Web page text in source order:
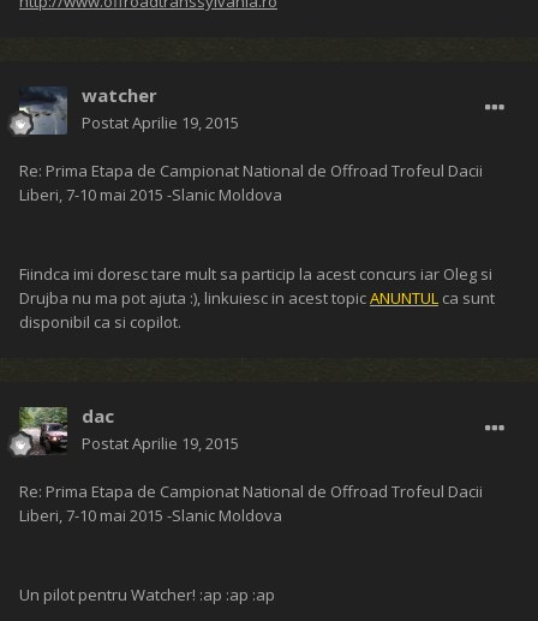
watcher
PostatAprilie 19, 2015
Re: Prima Etapa de Campionat National de Offroad Trofeul Dacii
Liberi, 7-10 mai 2015 -Slanic Moldova
Fiindca imi doresc tare mult sa particip la acest concurs iar Oleg si
Drujba nu ma pot ajuta :), linkuiesc in acest topicANUNTUL ca sunt
disponibil ca si copilot.
dac
PostatAprilie 19, 2015
Re: Prima Etapa de Campionat National de Offroad Trofeul Dacii
Liberi, 7-10 mai 2015 -Slanic Moldova
Un pilot pentru Watcher! :ap :ap :ap